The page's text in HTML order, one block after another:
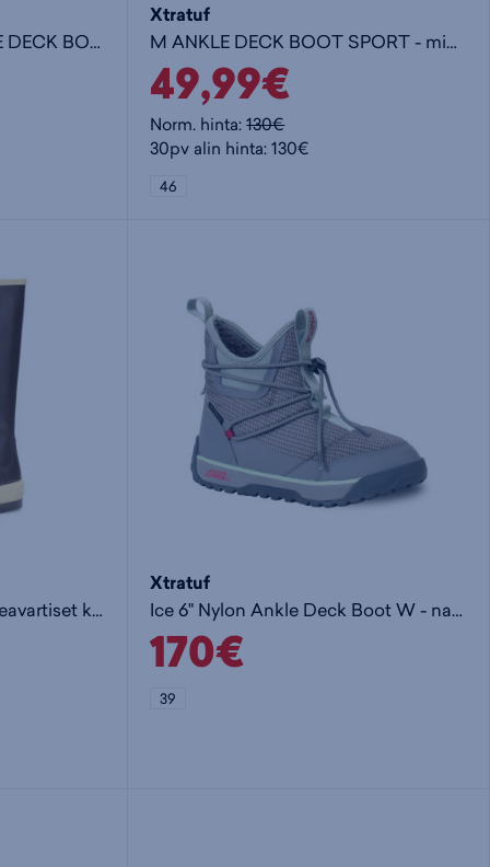
ICE FLEECE LINED ANKLE DECK BOOT - naisten matalavartiset kumisaappaat
Xtratuf
M ANKLE DECK BOOT SPORT - miesten matalavartiset kumisaappaat
49,99€
Norm. hinta:130€
30pv alin hinta: 130€
46
15" LEGACY BOOT - korkeavartiset kumisaappaat
Xtratuf
Ice 6" Nylon Ankle Deck Boot W - naisten pitopohjakengät
170€
39